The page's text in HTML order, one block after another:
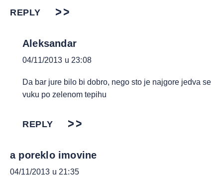
REPLY
Aleksandar
04/11/2013 u 23:08
Da bar jure bilo bi dobro, nego sto je najgore jedva se
vuku po zelenom tepihu
REPLY
a poreklo imovine
04/11/2013 u 21:35